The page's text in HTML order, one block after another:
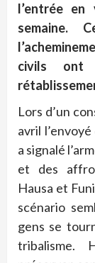
l’entrée en
semaine.
civils ont
Lors d’un
avril l’envoyé
a signalé
et des
Hausa et
scénario
gens se
tribalisme.